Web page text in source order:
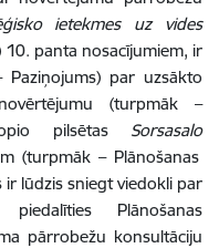
ietekmes uz vides
panta nosacījumiem, ir
Paziņojums) par uzsākto
(turpmāk –
pilsētas Sorsasalo
(turpmāk – Plānošanas
ir lūdzis sniegt viedokli par
Plānošanas
pārrobežu konsultāciju